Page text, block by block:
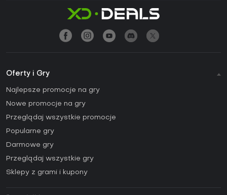
Oferty i Gry
Najlepsze promocje na gry
Nowe promocje na gry
Przeglądaj wszystkie promocje
Popularne gry
Darmowe gry
Przeglądaj wszystkie gry
Sklepy z grami i kupony